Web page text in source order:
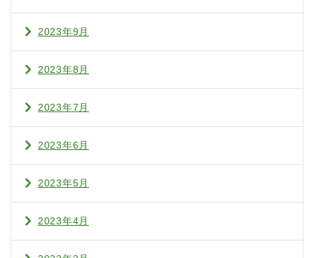
2023年9月
2023年8月
2023年7月
2023年6月
2023年5月
2023年4月